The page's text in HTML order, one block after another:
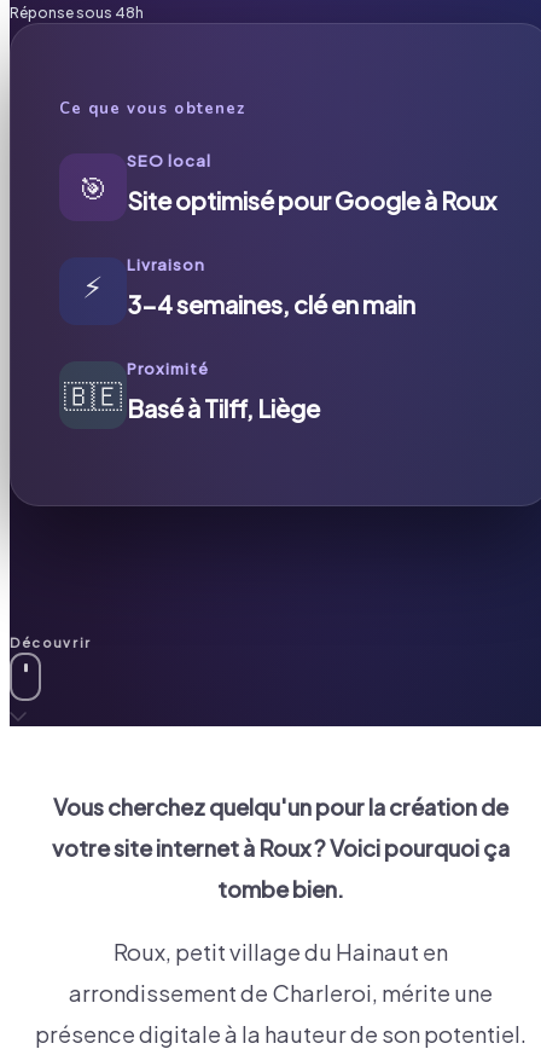
Réponse sous 48h
Ce que vous obtenez
🎯
SEO local
Site optimisé pour Google à Roux
⚡
Livraison
3-4 semaines, clé en main
🇧🇪
Proximité
Basé à Tilff, Liège
Découvrir
Vous cherchez quelqu'un pour la création de
votre site internet à Roux? Voici pourquoi ça
tombe bien.
Roux, petit village du Hainaut en
arrondissement de Charleroi, mérite une
présence digitale à la hauteur de son potentiel.